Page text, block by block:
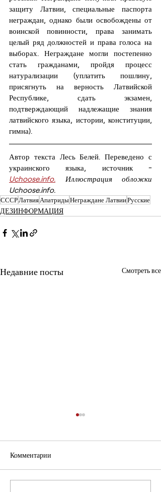
защиту Латвии, специальные паспорта
неграждан, однако были освобождены от
воинской повинности, права занимать
целый ряд должностей и права голоса на
выборах. Неграждане могли постепенно
стать гражданами, пройдя процесс
натурализации (уплатить пошлину,
присягнуть на верность Латвийской
Республике, сдать экзамен,
подтверждающий надлежащие знания
латвийского языка, истории, конституции,
гимна).
Автор текста Лесь Белей. Переведено с
Uchoose.info. Иллюстрация обложки
Uchoose.info.
СССРЛатвияАпатридыНеграждане ЛатвииРусские
ДЕЗИНФОРМАЦИЯ
Недавние посты Смотреть все
Комментарии